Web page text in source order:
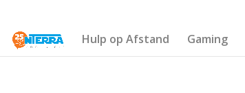
Hulp op Afstand Gaming